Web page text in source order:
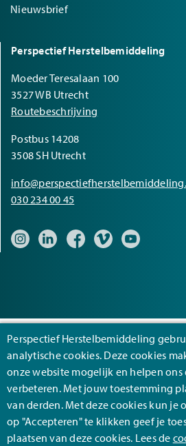
Nieuwsbrief
Perspectief Herstelbemiddeling
Moeder Teresalaan 100
3527 WB Utrecht
Routebeschrijving
Postbus 14208
3508 SH Utrecht
030 234 00 45
Bezoek onze Instagram pagina
Bezoek onze LinkedIn pagina
Bezoek onze Facebook
Bezoek onze Vimeo
Bezoek onze
Footer
Algemene
Cookies
Privacy
Perspectief Herstelbemiddeling
analytische cookies. Deze cookies
onze website mogelijk en helpen ons
verbeteren. Met jouw toestemming
van derden. Met deze cookies kun je
op "Accepteren" te klikken geef je
plaatsen van deze cookies. Lees de